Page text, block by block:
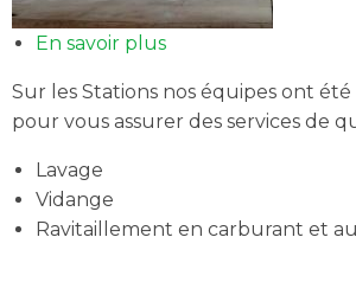
En savoir plus
DE
STATIONS-
Sur les Stations nos équipes ont
pour vous assurer des services de
Lavage
Vidange
Ravitaillement en carburant et